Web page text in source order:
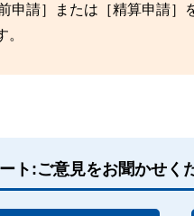
申請］または［精算申請］
ト:ご意見をお聞かせく